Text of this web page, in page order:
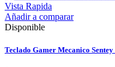
Vista Rapida
Añadir a comparar
Disponible
Teclado Gamer Mecanico